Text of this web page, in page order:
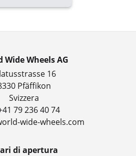
Wide Wheels AG
16
Pfäffikon
Svizzera
79 236 40 74
wide-wheels.com
di apertura